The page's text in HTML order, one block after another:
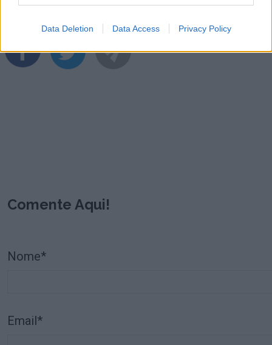
Data Deletion Data Access Privacy Policy
Comente Aqui!
Nome*
Email*